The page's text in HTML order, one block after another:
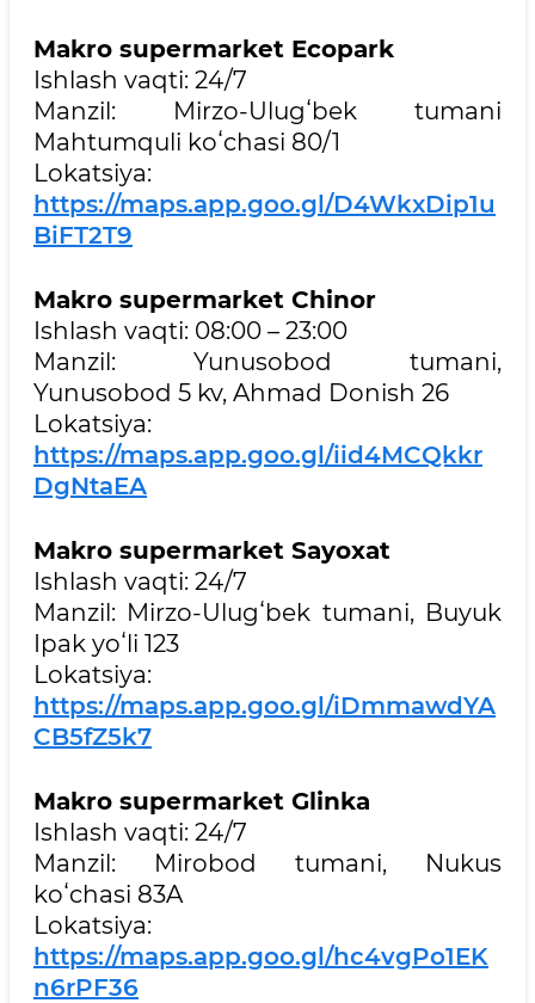
Makro supermarket Ecopark
Ishlash vaqti: 24/7
Manzil: Mirzo-Ulugʻbek tumani
Mahtumquli koʻchasi 80/1
Lokatsiya:
https://maps.app.goo.gl/D4WkxDip1u
BiFT2T9
Makro supermarket Chinor
Ishlash vaqti: 08:00 – 23:00
Manzil: Yunusobod tumani,
Yunusobod 5 kv, Ahmad Donish 26
Lokatsiya:
https://maps.app.goo.gl/iid4MCQkkr
DgNtaEA
Makro supermarket Sayoxat
Ishlash vaqti: 24/7
Manzil: Mirzo-Ulugʻbek tumani, Buyuk
Ipak yoʻli 123
Lokatsiya:
https://maps.app.goo.gl/iDmmawdYA
CB5fZ5k7
Makro supermarket Glinka
Ishlash vaqti: 24/7
Manzil: Mirobod tumani, Nukus
koʻchasi 83A
Lokatsiya:
https://maps.app.goo.gl/hc4vgPo1EK
n6rPF36